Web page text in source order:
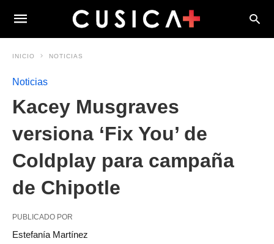
INICIO NOTICIAS
Noticias
Kacey Musgraves
versiona ‘Fix You’ de
Coldplay para campaña
de Chipotle
PUBLICADO POR
Estefanía Martínez